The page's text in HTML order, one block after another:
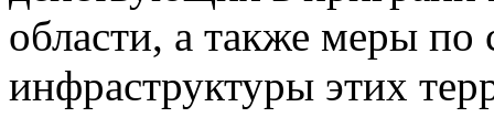
области, а также меры
инфраструктуры этих